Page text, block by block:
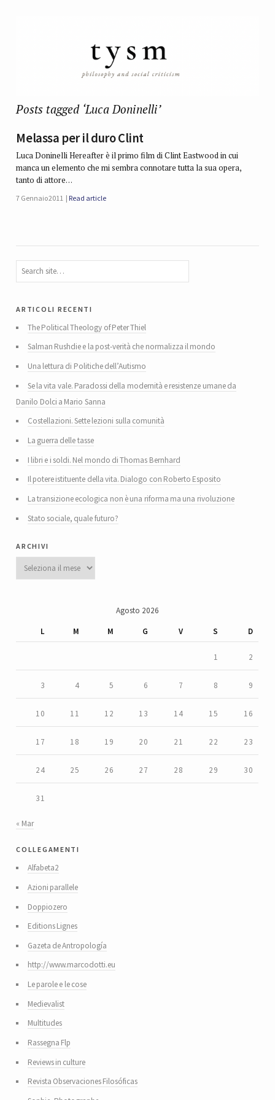
Posts tagged ‘Luca Doninelli’
Melassa per il duro Clint
Luca Doninelli Hereafter è il primo film di Clint Eastwood in cui
manca un elemento che mi sembra connotare tutta la sua opera,
tanto di attore…
7 Gennaio 2011 Read article
articoli recenti
The Political Theology of Peter Thiel
Salman Rushdie e la post-verità che normalizza il mondo
Una lettura di Politiche dell’Autismo
Se la vita vale. Paradossi della modernità e resistenze umane da
Danilo Dolci a Mario Sanna
Costellazioni. Sette lezioni sulla comunità
La guerra delle tasse
I libri e i soldi. Nel mondo di Thomas Bernhard
Il potere istituente della vita. Dialogo con Roberto Esposito
La transizione ecologica non è una riforma ma una rivoluzione
Stato sociale, quale futuro?
archivi
Archivi
Agosto 2026
L
M M G V S D
1 2
3 4 5 6 7 8 9
10 11 12 13 14 15 16
17 18 19 20 21 22 23
24 25 26 27 28 29 30
31
« Mar
collegamenti
Alfabeta2
Azioni parallele
Doppiozero
Editions Lignes
Gazeta de Antropología
http://www.marcodotti.eu
Le parole e le cose
Medievalist
Multitudes
Rassegna Flp
Reviews in culture
Revista Observaciones Filosóficas